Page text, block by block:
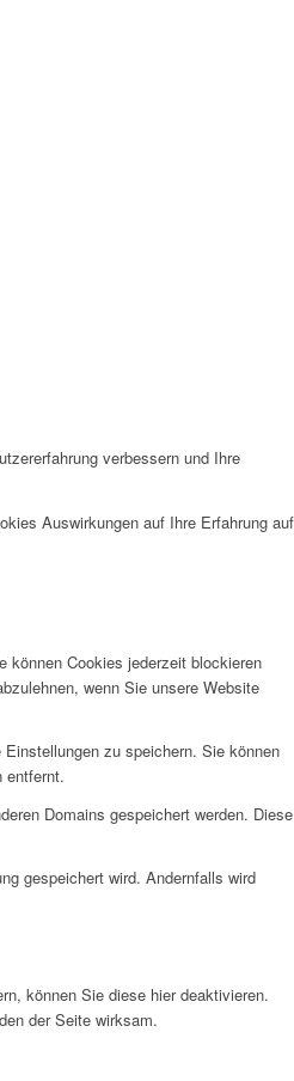
verbessern und Ihre
Auswirkungen auf Ihre Erfahrung auf
können Cookies jederzeit blockieren
wenn Sie unsere Website
zu speichern. Sie können
entfernt.
Domains gespeichert werden. Diese
gespeichert wird. Andernfalls wird
können Sie diese hier deaktivieren.
der Seite wirksam.